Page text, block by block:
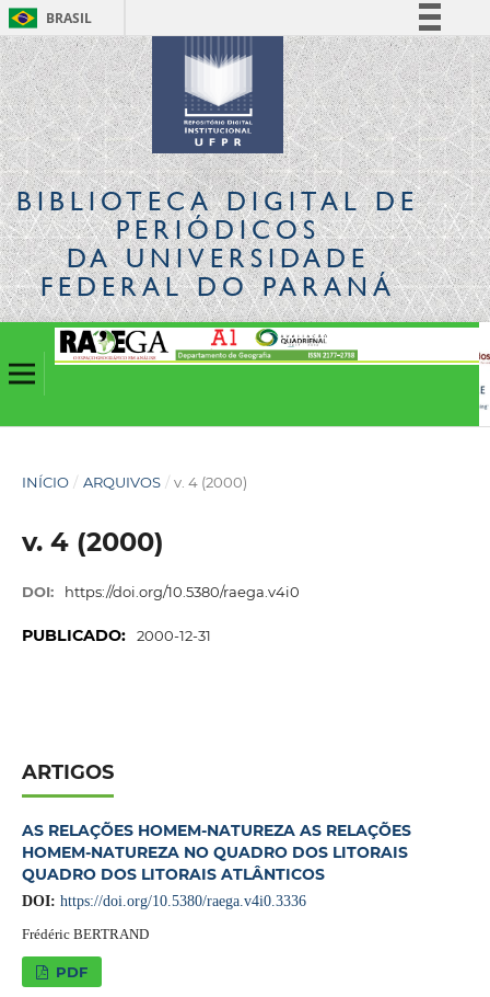
BRASIL
Simplifique!
Comunica BR
Participe
Acesso à informação
Legislação
Canais
BIBLIOTECA DIGITALDE
PERIÓDICOS
DA UNIVERSIDADE
FEDERAL DO PARANÁ
INÍCIO / ARQUIVOS / v. 4 (2000)
v. 4 (2000)
DOI: https://doi.org/10.5380/raega.v4i0
PUBLICADO: 2000-12-31
ARTIGOS
AS RELAÇÕES HOMEM-NATUREZA AS RELAÇÕES
HOMEM-NATUREZA NO QUADRO DOS LITORAIS
QUADRO DOS LITORAIS ATLÂNTICOS
DOI: https://doi.org/10.5380/raega.v4i0.3336
Frédéric BERTRAND
PDF